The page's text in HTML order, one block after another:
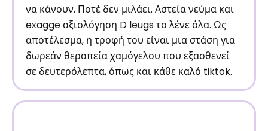
να κάνουν. Ποτέ δεν μιλάει. Αστεία νεύμα και
exagge αξιολόγηση D leugs το λένε όλα. Ως
αποτέλεσμα, η τροφή του είναι μια στάση για
δωρεάν θεραπεία χαμόγελου που εξασθενεί
σε δευτερόλεπτα, όπως και κάθε καλό tiktok.